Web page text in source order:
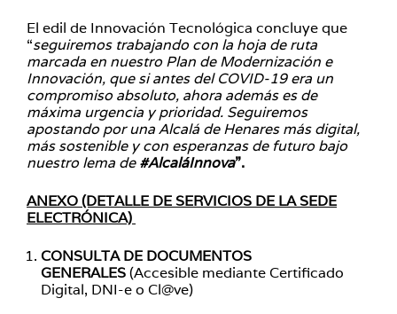
El edil de Innovación Tecnológica concluye que
“seguiremos trabajando con la hoja de ruta
marcada en nuestro Plan de Modernización e
Innovación, que si antes del COVID-19 era un
compromiso absoluto, ahora además es de
máxima urgencia y prioridad. Seguiremos
apostando por una Alcalá de Henares más digital,
más sostenible y con esperanzas de futuro bajo
nuestro lema de#AlcaláInnova”.
ANEXO (DETALLE DE SERVICIOS DE LA SEDE
ELECTRÓNICA)
CONSULTA DE DOCUMENTOS
GENERALES(Accesible mediante Certificado
Digital, DNI-e o Cl@ve)